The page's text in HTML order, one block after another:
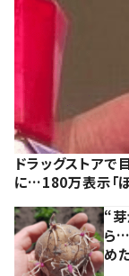
ドラッグストア
に…180万表示「ほし
“
ら
め